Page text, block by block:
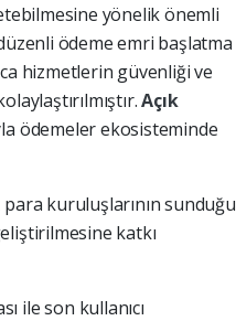
yönelik önemli
ödeme emri başlatma
hizmetlerin güvenliği ve
Açık
ödemeler ekosisteminde
kuruluşlarının sunduğu
katkı
ile son kullanıcı